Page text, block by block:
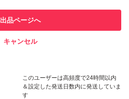
での取引実績があります
このユーザーは高頻度で24時間以内
＆設定した発送日数内に発送していま
す
出品ページへ
キャンセル